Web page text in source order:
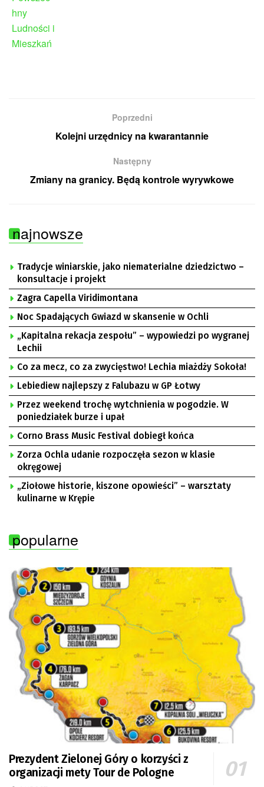
Poprzedni
Kolejni urzędnicy na kwarantannie
Następny
Zmiany na granicy. Będą kontrole wyrywkowe
najnowsze
Tradycje winiarskie, jako niematerialne dziedzictwo –
konsultacje i projekt
Zagra Capella Viridimontana
Noc Spadających Gwiazd w skansenie w Ochli
„Kapitalna rekacja zespołu” – wypowiedzi po wygranej
Lechii
Co za mecz, co za zwycięstwo! Lechia miażdży Sokoła!
Lebiediew najlepszy z Falubazu w GP Łotwy
Przez weekend trochę wytchnienia w pogodzie. W
poniedziałek burze i upał
Corno Brass Music Festival dobiegł końca
Zorza Ochla udanie rozpoczęła sezon w klasie
okręgowej
„Ziołowe historie, kiszone opowieści” – warsztaty
kulinarne w Krępie
popularne
Prezydent Zielonej Góry o korzyści z
organizacji mety Tour de Pologne